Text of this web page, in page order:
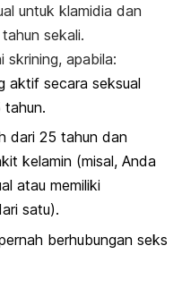
untuk klamidia dan
sekali.
skrining, apabila:
aktif secara seksual
dari 25 tahun dan
kelamin (misal, Anda
atau memiliki
satu).
berhubungan seks